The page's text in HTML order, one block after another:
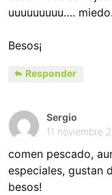
uuuuuuuuu…. miedo.
Besos¡
Responder
Sergio
11 noviembre
comen pescado,
especiales, gustan
besos!